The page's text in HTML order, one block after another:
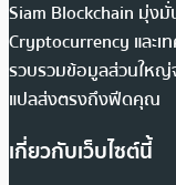
Siam Blockchain มุ่ง
Cryptocurrency และเ
รวบรวมข้อมูลส่วนใหญ่
แปลส่งตรงถึงฟีดคุณ
เกี่ยวกับเว็บไซต์นี้